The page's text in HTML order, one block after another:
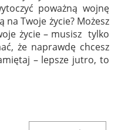
poważną wojnę
na Twoje życie? Możesz
życie – musisz tylko
że naprawdę chcesz
– lepsze jutro, to